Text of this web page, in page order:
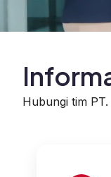
Hubungi tim